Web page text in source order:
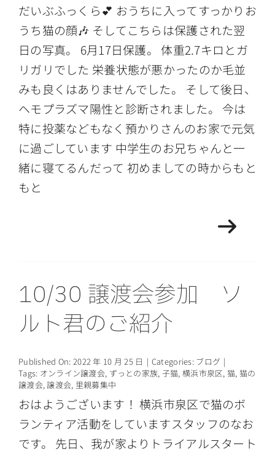
だいぶふっくら💕 おうちに入ってすっかりお
うち猫の顔🎶 そしてこちらは保護された翌
日の写真。 6月17日保護。 体重2.7キロとガ
リガリでした 栄養状態が悪かったのか毛並
みも良くはありませんでした。 そして後日、
ヘモプラズマ陽性と診断されました。 今は
特に投薬などもなく預かりさんのお家で元気
に過ごしています 中学生のお兄ちゃんと一
緒に寝てるんだって 初めましての時からもと
もと
10/30 譲渡会参加 ソ
ルト君のご紹介
Published On: 2022 年 10 月 25 日 | Categories: ブログ |
Tags: オンライン譲渡会, ずっとの家族, 子猫,横浜市泉区,猫, 猫の
譲渡会,譲渡会, 里親募集中
おはようございます！ 横浜市泉区で猫のボ
ランティア活動をしていますスタッフのなお
です。 先日、我が家よりトライアルスタート